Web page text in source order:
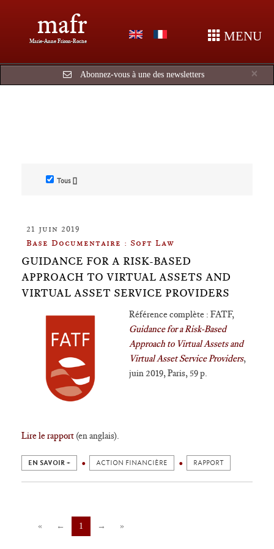
mafr
Marie-Anne Frison-Roche MENU
×
Abonnez-vous à une des newsletters
Tous []
21 juin 2019
Base Documentaire : Soft Law
GUIDANCE FOR A RISK-BASED
APPROACH TO VIRTUAL ASSETS AND
VIRTUAL ASSET SERVICE PROVIDERS
Référence complète : FATF,
Guidance for a Risk-Based
Approach to Virtual Assets and
Virtual Asset Service Providers,
juin 2019,Paris, 59 p.
Lire le rapport (en anglais).
EN SAVOIR + ACTION FINANCIÈRE RAPPORT
« ← 1 → »